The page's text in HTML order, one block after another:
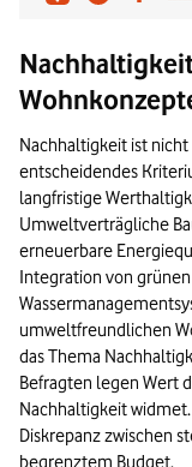
Nachhaltigkeit ist
entscheidendes
langfristige
Umweltverträgliche
erneuerbare
Integration von
umweltfreundlichen
das Thema
Befragten legen Wert
Nachhaltigkeit
Diskrepanz zwischen
begrenztem Budget.